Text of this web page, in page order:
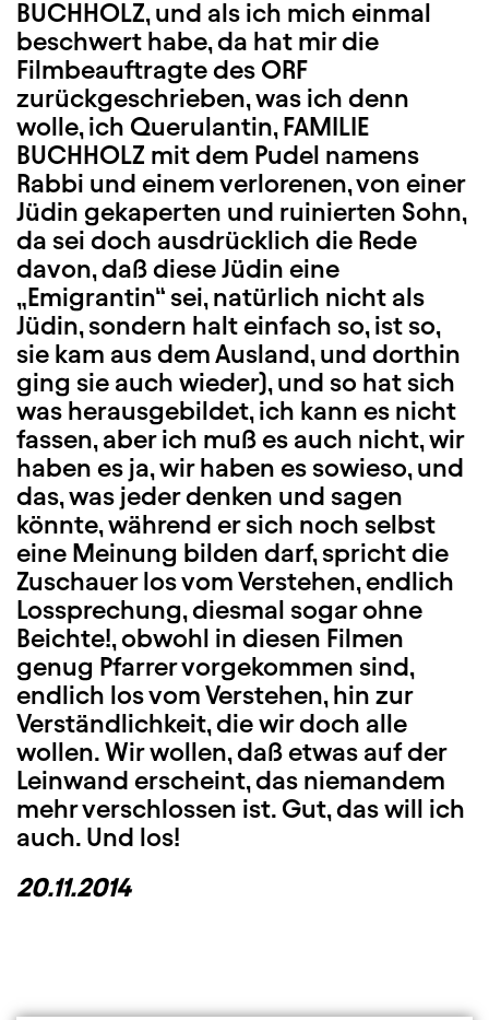
BUCHHOLZ, und als ich mich einmal
beschwert habe, da hat mir die
Filmbeauftragte des ORF
zurückgeschrieben, was ich denn
wolle, ich Querulantin, FAMILIE
BUCHHOLZ mit dem Pudel namens
Rabbi und einem verlorenen, von einer
Jüdin gekaperten und ruinierten Sohn,
da sei doch ausdrücklich die Rede
davon, daß diese Jüdin eine
„Emigrantin“ sei, natürlich nicht als
Jüdin, sondern halt einfach so, ist so,
sie kam aus dem Ausland, und dorthin
ging sie auch wieder), und so hat sich
was herausgebildet, ich kann es nicht
fassen, aber ich muß es auch nicht, wir
haben es ja, wir haben es sowieso, und
das, was jeder denken und sagen
könnte, während er sich noch selbst
eine Meinung bilden darf, spricht die
Zuschauer los vom Verstehen, endlich
Lossprechung, diesmal sogar ohne
Beichte!, obwohl in diesen Filmen
genug Pfarrer vorgekommen sind,
endlich los vom Verstehen, hin zur
Verständlichkeit, die wir doch alle
wollen. Wir wollen, daß etwas auf der
Leinwand erscheint, das niemandem
mehr verschlossen ist. Gut, das will ich
auch. Und los!
20.11.2014